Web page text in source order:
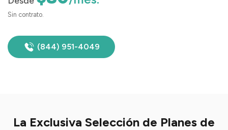
Sin contrato.
(844) 951-4049
La Exclusiva Selección de Planes de